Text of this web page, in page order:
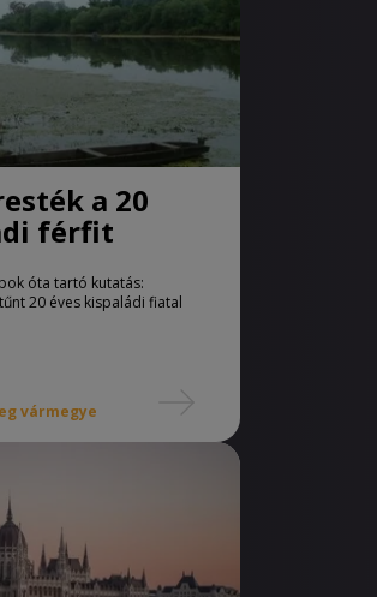
a 20
férfit
óta tartó kutatás:
20 éves kispaládi fiatal
vármegye